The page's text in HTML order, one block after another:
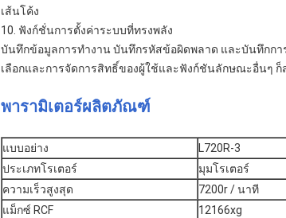
เส้นโค้ง
10. ฟังก์ชั่นการตั้งค่าระบบที่ทรงพลัง
บันทึกข้อมูลการทำงาน บันทึกรหัสข้อผิดพลาด และบันทึกกา
เลือกและการจัดการสิทธิ์ของผู้ใช้และฟังก์ชันลักษณะอื่นๆ ก็
พารามิเตอร์ผลิตภัณฑ์
แบบอย่าง
L720R-3
ประเภทโรเตอร์
มุมโรเตอร์
ความเร็วสูงสุด
7200r / นาที
แม็กซ์ RCF
12166xg